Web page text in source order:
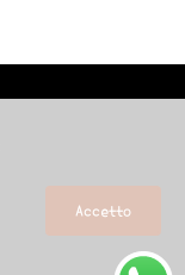
Accetto